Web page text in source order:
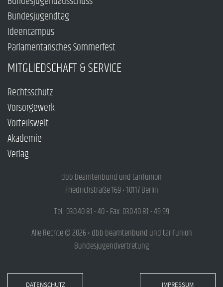
Bundesjugendtag
Ideencampus
Parlamentarisches Sommerfest
MITGLIEDSCHAFT & SERVICE
Rechtsschutz
Vorsorgewerk
Vorteilswelt
Akademie
Verlag
dbb beamtenbund und tarifunion
Friedrichstraße 169 • 10117 Berlin
Tel.: 030.40 81 - 40 • Fax: 030.40 81 - 49 99
Alle Rechte © 2026 • dbb beamtenbund und tarifunion
Bundesjugendvertretung
DATENSCHUTZ IMPRESSUM